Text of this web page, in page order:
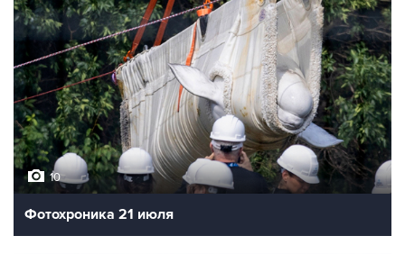
10
Фотохроника 21 июля